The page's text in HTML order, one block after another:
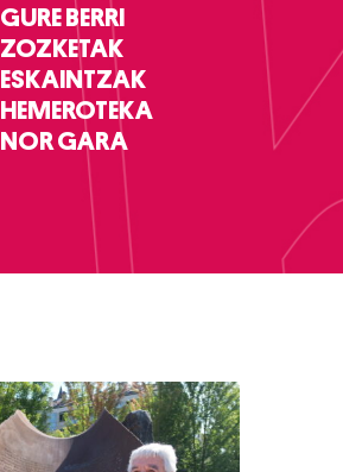
GURE BERRI
ZOZKETAK
ESKAINTZAK
HEMEROTEKA
NOR GARA